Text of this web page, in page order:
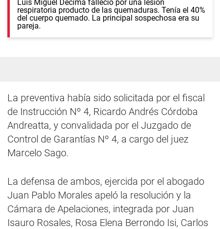
Luis Miguel Décima falleció por una lesión
respiratoria producto de las quemaduras. Tenía el 40%
del cuerpo quemado. La principal sospechosa era su
pareja.
La preventiva había sido solicitada por el fiscal
de Instrucción Nº 4, Ricardo Andrés Córdoba
Andreatta, y convalidada por el Juzgado de
Control de Garantías Nº 4, a cargo del juez
Marcelo Sago.
La defensa de ambos, ejercida por el abogado
Juan Pablo Morales apeló la resolución y la
Cámara de Apelaciones, integrada por Juan
Isauro Rosales, Rosa Elena Berrondo Isi, Carlos